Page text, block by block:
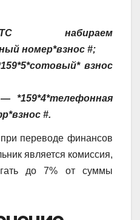
набираем
номер*взнос #;
взнос
*159*4*телефонная
#.
переводе финансов
является комиссия,
до 7% от суммы